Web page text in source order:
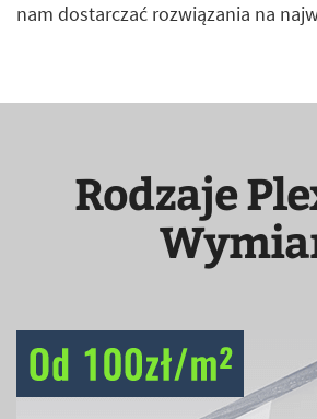
nam dostarczać rozwiązania na
Rodzaje